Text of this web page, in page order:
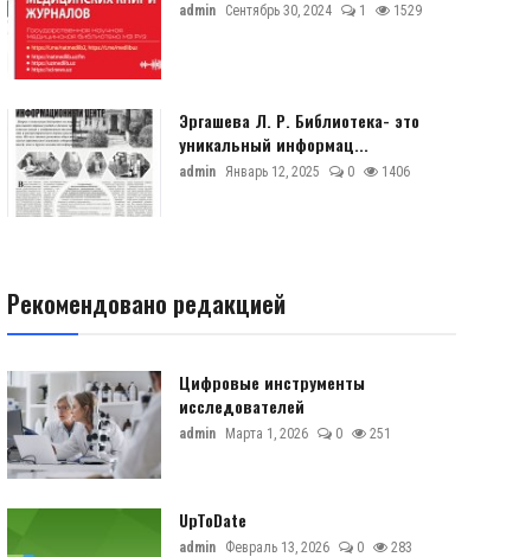
admin Сентябрь 30, 2024 1 1529
Эргашева Л. Р. Библиотека- это
уникальный информац...
admin Январь 12, 2025 0 1406
Рекомендовано редакцией
Цифровые инструменты
исследователей
admin Марта 1, 2026 0 251
UpToDate
admin Февраль 13, 2026 0 283